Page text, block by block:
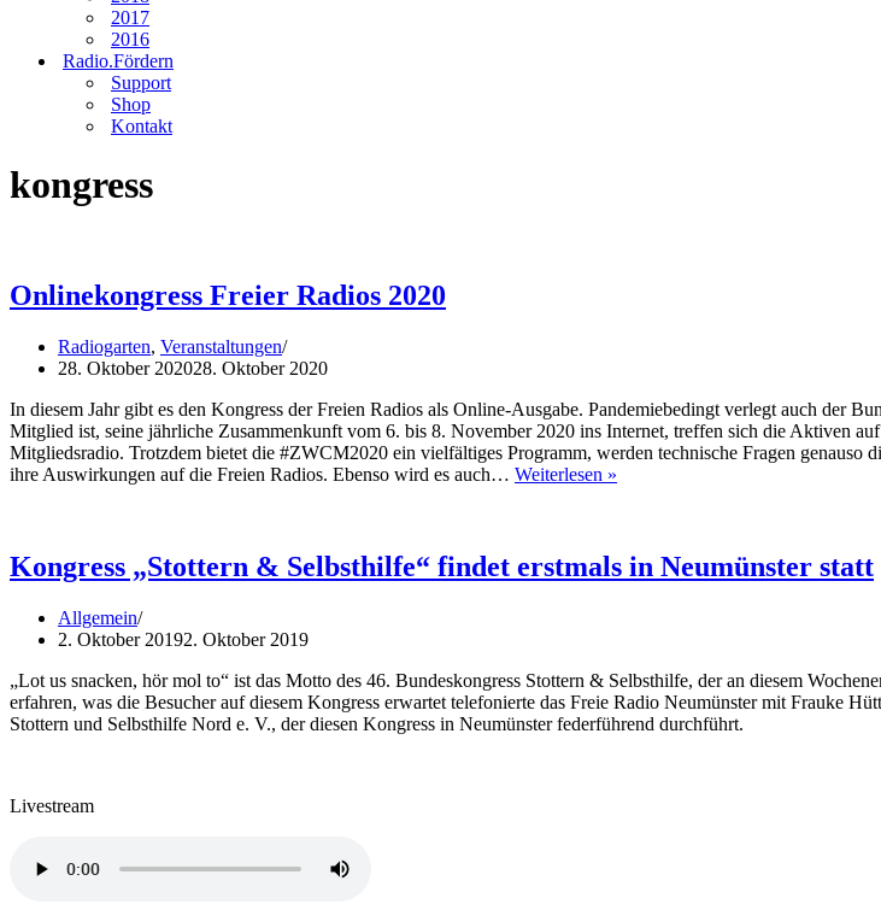
2017
2016
Radio.Fördern
Support
Shop
Kontakt
kongress
Onlinekongress Freier Radios 2020
Radiogarten, Veranstaltungen
28. Oktober 202028. Oktober 2020
In diesem Jahr gibt es den Kongress der Freien Radios als Online-Ausgabe. Pandemiebedingt verlegt auch der
Mitglied ist, seine jährliche Zusammenkunft vom 6. bis 8. November 2020 ins Internet, treffen sich die Aktiven
Mitgliedsradio. Trotzdem bietet die #ZWCM2020 ein vielfältiges Programm, werden technische Fragen genauso
ihre Auswirkungen auf die Freien Radios. Ebenso wird es auch… Weiterlesen »
Kongress „Stottern & Selbsthilfe“ findet erstmals in Neumünster statt
Allgemein
2. Oktober 20192. Oktober 2019
„Lot us snacken, hör mol to“ ist das Motto des 46. Bundeskongress Stottern & Selbsthilfe, der an diesem
erfahren, was die Besucher auf diesem Kongress erwartet telefonierte das Freie Radio Neumünster mit Frauke
Stottern und Selbsthilfe Nord e. V., der diesen Kongress in Neumünster federführend durchführt.
Livestream